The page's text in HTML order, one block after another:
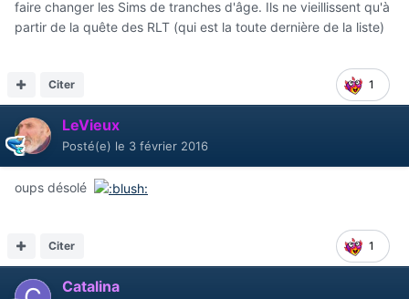
faire changer les Sims de tranches d'âge. Ils ne vieillissent qu'à
partir de la quête des RLT (qui est la toute dernière de la liste)
1
Citer
LeVieux
Posté(e) le 3 février 2016
oups désolé
1
Citer
Catalina